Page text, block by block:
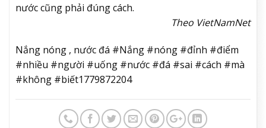
nước cũng phải đúng cách.
Theo VietNamNet
Nắng nóng , nước đá #Nắng #nóng #đỉnh #điểm
#nhiều #người #uống #nước #đá #sai #cách #mà
#không #biết1779872204